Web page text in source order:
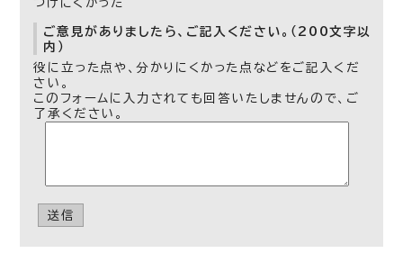
つけにくかった
ご意見がありましたら、ご記入ください。（200文字以
内）
役に立った点や、分かりにくかった点などをご記入くだ
さい。
このフォームに入力されても回答いたしませんので、ご
了承ください。
送信